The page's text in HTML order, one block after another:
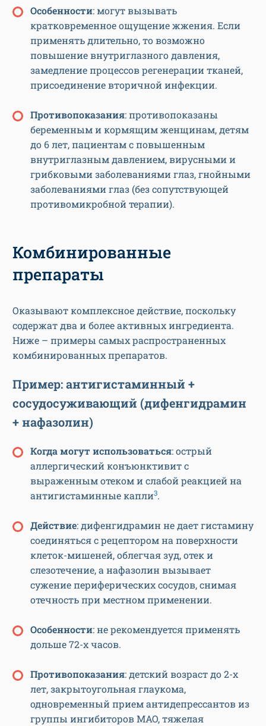
Особенности: могут вызывать
кратковременное ощущение жжения. Если
применять длительно, то возможно
повышение внутриглазного давления,
замедление процессов регенерации тканей,
присоединение вторичной инфекции.
Противопоказания: противопоказаны
беременным и кормящим женщинам, детям
до 6 лет, пациентам с повышенным
внутриглазным давлением, вирусными и
грибковыми заболеваниями глаз, гнойными
заболеваниями глаз (без сопутствующей
противомикробной терапии).
Комбинированные
препараты
Оказывают комплексное действие, поскольку
содержат два и более активных ингредиента.
Ниже – примеры самых распространенных
комбинированных препаратов.
Пример: антигистаминный +
сосудосуживающий (дифенгидрамин
+ нафазолин)
Когда могут использоваться: острый
аллергический конъюнктивит с
выраженным отеком и слабой реакцией на
антигистаминные капли3.
Действие: дифенгидрамин не дает гистамину
соединяться с рецептором на поверхности
клеток-мишеней, облегчая зуд, отек и
слезотечение, а нафазолин вызывает
сужение периферических сосудов, снимая
отечность при местном применении.
Особенности: не рекомендуется применять
дольше 72-х часов.
Противопоказания: детский возраст до 2-х
лет, закрытоугольная глаукома,
одновременный прием антидепрессантов из
группы ингибиторов МАО, тяжелая